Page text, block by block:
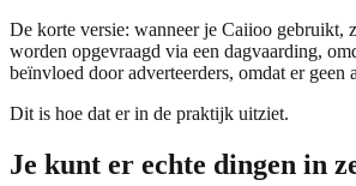
De korte versie: wanneer je Caiioo gebruikt,
worden opgevraagd via een dagvaarding,
beïnvloed door adverteerders, omdat er geen
Dit is hoe dat er in de praktijk uitziet.
Je kunt er echte dingen in